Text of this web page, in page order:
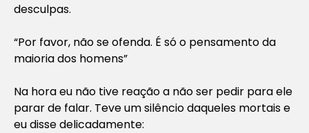
desculpas.
“Por favor, não se ofenda. É só o pensamento da
maioria dos homens”
Na hora eu não tive reação a não ser pedir para ele
parar de falar. Teve um silêncio daqueles mortais e
eu disse delicadamente: